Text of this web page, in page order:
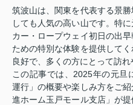
筑波山は、関東を代表する景
しても人気の高い山です。特
カー・ロープウェイ初日の出
ための特別な体験を提供して
良好で、多くの方にとって訪れ
この記事では、2025年の元旦
運行」の概要や楽しみ方をご
進ホーム玉戸モール支店」が